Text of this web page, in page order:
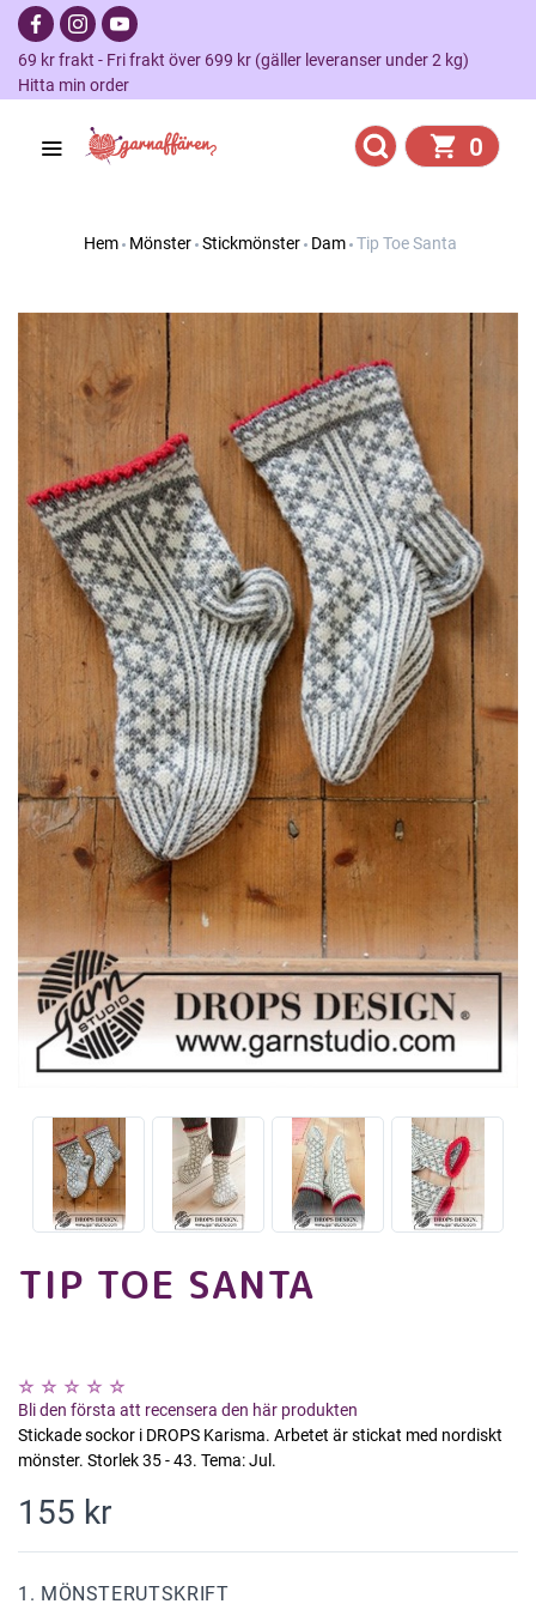
69 kr frakt - Fri frakt över 699 kr (gäller leveranser under 2 kg)
Hitta min order
0
Hem Mönster Stickmönster Dam Tip Toe Santa
TIP TOE SANTA
Bli den första att recensera den här produkten
Stickade sockor i DROPS Karisma. Arbetet är stickat med nordiskt
mönster. Storlek 35 - 43. Tema: Jul.
155 kr
1. MÖNSTERUTSKRIFT